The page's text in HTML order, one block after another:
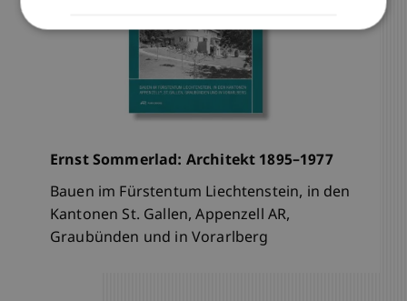
Ernst Sommerlad: Architekt 1895–1977
Bauen im Fürstentum Liechtenstein, in den
Kantonen St. Gallen, Appenzell AR,
Graubünden und in Vorarlberg